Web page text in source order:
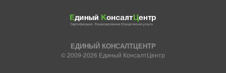
ЕДИНЫЙ КОНСАЛТЦЕНТР
© 2009-2026 Единый КонсалтЦентр